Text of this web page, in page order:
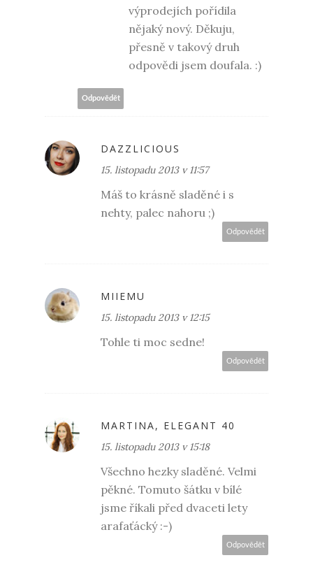
výprodejích pořídila
nějaký nový. Děkuju,
přesně v takový druh
odpovědi jsem doufala. :)
Odpovědět
DAZZLICIOUS
15. listopadu 2013 v 11:57
Máš to krásně sladěné i s
nehty, palec nahoru ;)
Odpovědět
MIIEMU
15. listopadu 2013 v 12:15
Tohle ti moc sedne!
Odpovědět
MARTINA, ELEGANT 40
15. listopadu 2013 v 15:18
Všechno hezky sladěné. Velmi
pěkné. Tomuto šátku v bílé
jsme říkali před dvaceti lety
arafaťácký :-)
Odpovědět